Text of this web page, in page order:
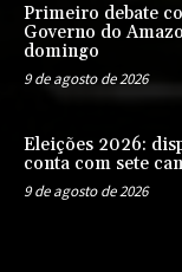
Primeiro debate
Governo do
domingo
9 de agosto de 2026
Eleições 2026:
conta com sete
9 de agosto de 2026